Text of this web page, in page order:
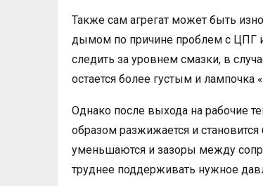
Также сам агрегат может быть
дымом по причине проблем с ЦПГ
следить за уровнем смазки, в
остается более густым и лампочка
Однако после выхода на рабочие
образом разжижается и
уменьшаются и зазоры между
труднее поддерживать нужное